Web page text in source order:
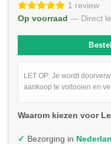
1 review
Op voorraad — Direct
LET OP: Je wordt
aankoop te voltooien en
Waarom kiezen voor
✓ Bezorging in